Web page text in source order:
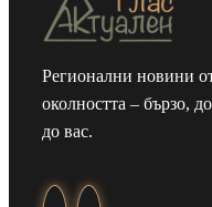
Регионални новини
околността – бързо,
до вас.